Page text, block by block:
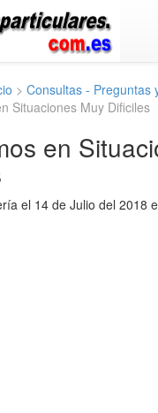
> Consultas - Preguntas
Situaciones Muy Dificiles
en
el 14 de Julio del 2018